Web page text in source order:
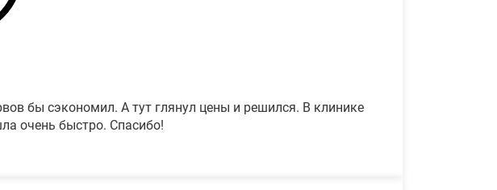
бы сэкономил. А тут глянул цены и решился. В клинике
очень быстро. Спасибо!